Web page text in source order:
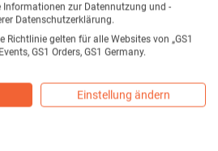
Der St. Galler Ol
der Spur
bis in den Supermarkt:
Informationen zur Datennutzung und -
Datenschutzerklärung.
gelten für alle Websites von „GS1
GS1 Orders, GS1 Germany.
Einstellung ändern